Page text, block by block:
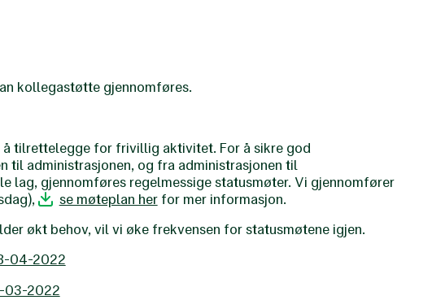
kollegastøtte gjennomføres.
tilrettelegge for frivillig aktivitet. For å sikre god
til administrasjonen, og fra administrasjonen til
lag, gjennomføres regelmessige statusmøter. Vi gjennomfører
se møteplan herfor mer informasjon.
økt behov, vil vi øke frekvensen for statusmøtene igjen.
04-2022
03-2022